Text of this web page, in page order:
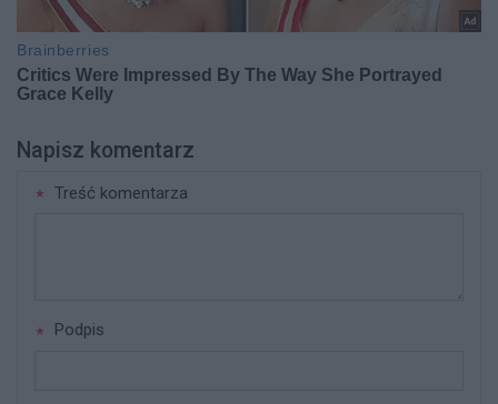
Napisz komentarz
Treść komentarza
Podpis